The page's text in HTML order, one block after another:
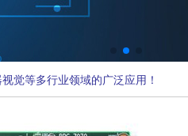
觉等多行业领域的广泛应用！